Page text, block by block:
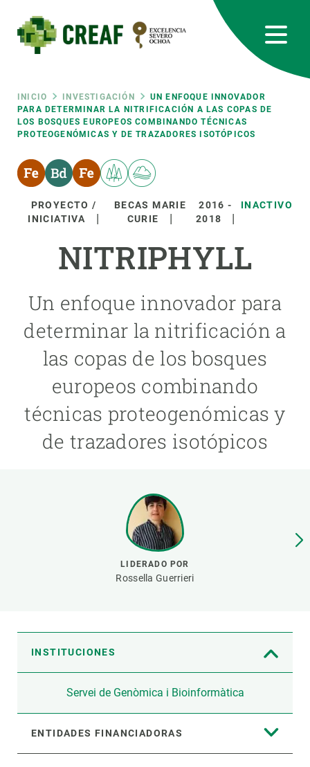
contenido
principal
Ruta
de
navegación
INICIO INVESTIGACIÓN
UN ENFOQUE INNOVADOR
PARA DETERMINAR LA NITRIFICACIÓN A LAS COPAS DE
LOS BOSQUES EUROPEOS COMBINANDO TÉCNICAS
PROTEOGENÓMICAS Y DE TRAZADORES ISOTÓPICOS
PROYECTO /
INICIATIVA
BECAS MARIE
CURIE
2016 -
2018
INACTIVO
NITRIPHYLL
Un enfoque innovador para
determinar la nitrificación a
las copas de los bosques
europeos combinando
técnicas proteogenómicas y
de trazadores isotópicos
LIDERADO POR
Rossella Guerrieri
INSTITUCIONES
Servei de Genòmica i Bioinformàtica
ENTIDADES FINANCIADORAS
RRSS
Featured
responsive
INTRANET
Responsive
menu
SOBRE NOSOTROS
ÚNETE A NOSOTROS
PARTICIPA